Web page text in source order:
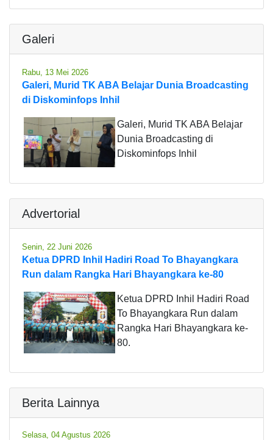
Galeri
Rabu, 13 Mei 2026
Galeri, Murid TK ABA Belajar Dunia Broadcasting
di Diskominfops Inhil
Galeri, Murid TK ABA Belajar
Dunia Broadcasting di
Diskominfops Inhil
Advertorial
Senin, 22 Juni 2026
Ketua DPRD Inhil Hadiri Road To Bhayangkara
Run dalam Rangka Hari Bhayangkara ke-80
Ketua DPRD Inhil Hadiri Road
To Bhayangkara Run dalam
Rangka Hari Bhayangkara ke-
80.
Berita Lainnya
Selasa, 04 Agustus 2026